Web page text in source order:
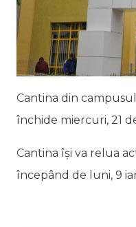
Cantina din
închide miercuri, 21
Cantina își va relua
începând de luni, 9